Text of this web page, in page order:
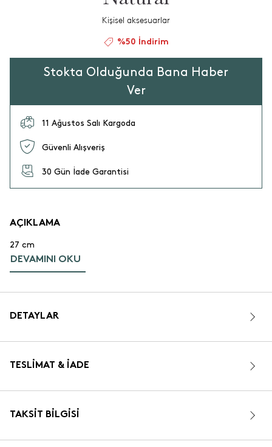
Kişisel aksesuarlar
%50 İndirim
Stokta Olduğunda Bana Haber
Ver
11 Ağustos Salı Kargoda
Güvenli Alışveriş
30 Gün İade Garantisi
AÇIKLAMA
27 cm
DEVAMINI OKU
DETAYLAR
TESLIMAT & İADE
TAKSIT BILGISI